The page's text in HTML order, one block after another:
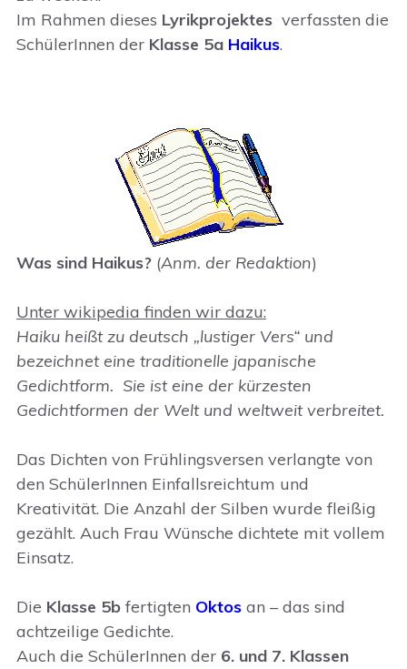
Im Rahmen dieses Lyrikprojektesverfassten die
SchülerInnen der Klasse 5a Haikus.
Was sind Haikus?(Anm. der Redaktion)
Unter wikipedia finden wir dazu:
Haiku heißt zu deutsch „lustiger Vers“ und
bezeichnet eine traditionelle japanische
Gedichtform. Sie ist eine der kürzesten
Gedichtformen der Welt und weltweit verbreitet.
Das Dichten von Frühlingsversen verlangte von
den SchülerInnen Einfallsreichtum und
Kreativität. Die Anzahl der Silben wurde fleißig
gezählt. Auch Frau Wünsche dichtete mit vollem
Einsatz.
Die Klasse 5bfertigten Oktosan – das sind
achtzeilige Gedichte.
Auch die SchülerInnen der 6. und 7. Klassen